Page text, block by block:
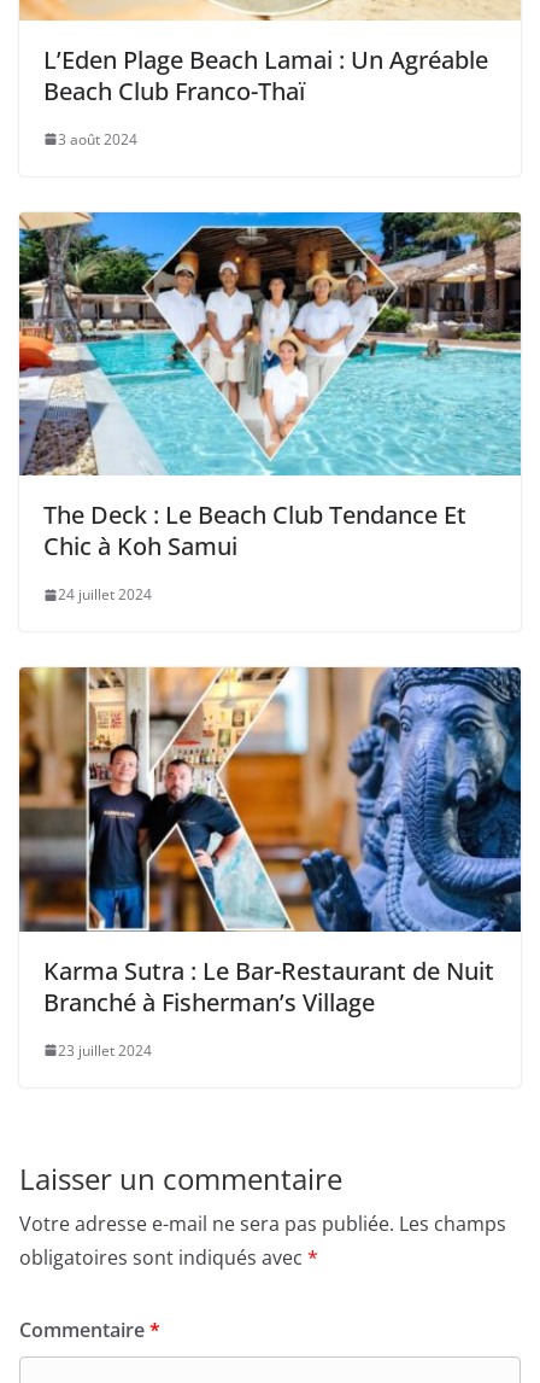
L’Eden Plage Beach Lamai : Un Agréable
Beach Club Franco-Thaï
3 août 2024
The Deck : Le Beach Club Tendance Et
Chic à Koh Samui
24 juillet 2024
Karma Sutra : Le Bar-Restaurant de Nuit
Branché à Fisherman’s Village
23 juillet 2024
Laisser un commentaire
Votre adresse e-mail ne sera pas publiée. Les champs
obligatoires sont indiqués avec *
Commentaire*